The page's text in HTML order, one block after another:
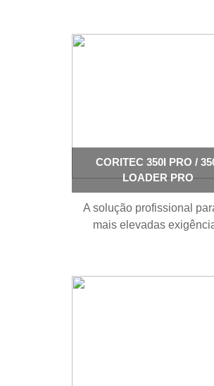
CORITEC 350I PRO /
LOADER PRO
A solução profissional
mais elevadas